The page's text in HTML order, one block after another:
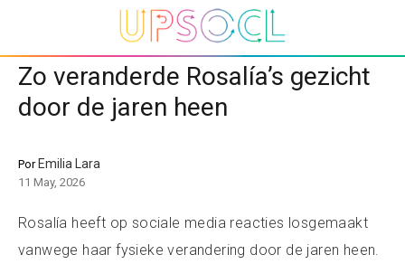
Zo veranderde Rosalía’s gezicht
door de jaren heen
Por Emilia Lara
11 May, 2026
Rosalía heeft op sociale media reacties losgemaakt
vanwege haar fysieke verandering door de jaren heen.